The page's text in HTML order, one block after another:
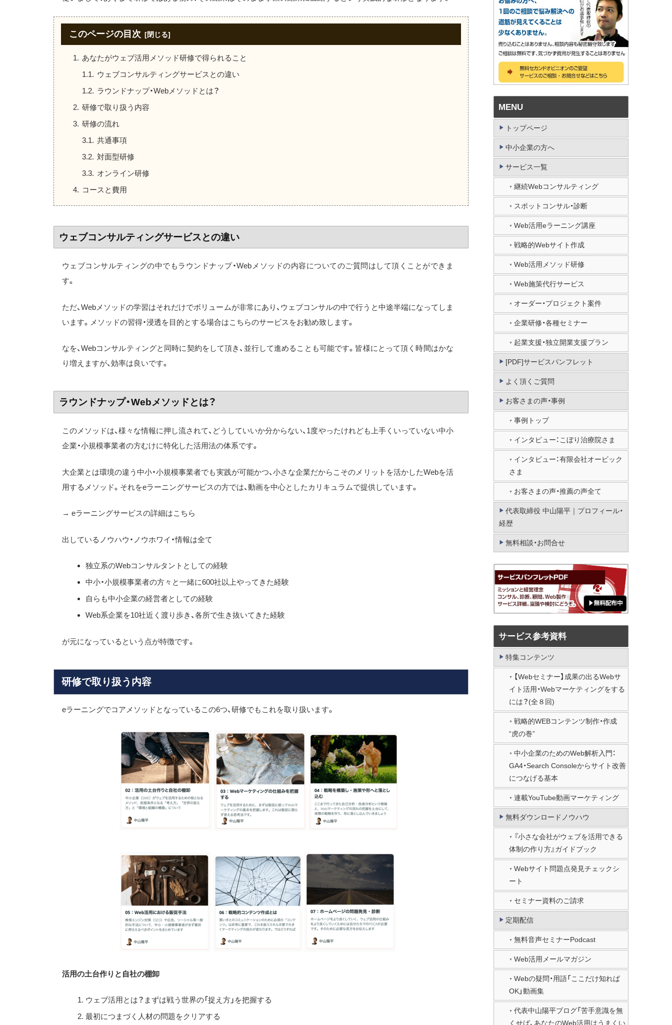
このページの目次
あなたがウェブ活用メソッド研修で得られること
ウェブコンサルティングサービスとの違い
ラウンドナップ・Webメソッドとは？
研修で取り扱う内容
研修の流れ
共通事項
対面型研修
オンライン研修
コースと費用
ウェブコンサルティングサービスとの違い
ウェブコンサルティングの中でもラウンドナップ・Webメソッドの内容についてのご質問はして頂くことができま
す。
ただ、Webメソッドの学習はそれだけでボリュームが非常にあり、ウェブコンサルの中で行うと中途半端になってしま
います。メソッドの習得・浸透を目的とする場合はこちらのサービスをお勧め致します。
なを、Webコンサルティングと同時に契約をして頂き、並行して進めることも可能です。皆様にとって頂く時間はかな
り増えますが、効率は良いです。
ラウンドナップ・Webメソッドとは？
このメソッドは、様々な情報に押し流されて、どうしていいか分からない、1度やったけれども上手くいっていない中小
企業・小規模事業者の方むけに特化した活用法の体系です。
大企業とは環境の違う中小・小規模事業者でも実践が可能かつ、小さな企業だからこそのメリットを活かしたWebを活
用するメソッド。それをeラーニングサービスの方では、動画を中心としたカリキュラムで提供しています。
→ eラーニングサービスの詳細はこちら
出しているノウハウ・ノウホワイ・情報は全て
独立系のWebコンサルタントとしての経験
中小・小規模事業者の方々と一緒に600社以上やってきた経験
自らも中小企業の経営者としての経験
Web系企業を10社近く渡り歩き、各所で生き抜いてきた経験
が元になっているという点が特徴です。
研修で取り扱う内容
eラーニングでコアメソッドとなっているこの6つ、研修でもこれを取り扱います。
活用の土台作りと自社の棚卸
ウェブ活用とは？まずは戦う世界の「捉え方」を把握する
最初につまづく人材の問題をクリアする
MENU
トップページ
中小企業の方へ
サービス一覧
継続Webコンサルティング
スポットコンサル・診断
Web活用eラーニング講座
戦略的Webサイト作成
Web活用メソッド研修
Web施策代行サービス
オーダー・プロジェクト案件
企業研修・各種セミナー
起業支援・独立開業支援プラン
[PDF]サービスパンフレット
よく頂くご質問
お客さまの声・事例
事例トップ
インタビュー：こぼり治療院さま
インタビュー：有限会社オービック
さま
お客さまの声・推薦の声全て
代表取締役 中山陽平｜プロフィール・
経歴
無料相談・お問合せ
サービス参考資料
特集コンテンツ
【Webセミナー】成果の出るWebサ
イト活用・Webマーケティングをする
には？(全８回)
戦略的WEBコンテンツ制作・作成
“虎の巻”
中小企業のためのWeb解析入門：
GA4・Search Consoleからサイト改善
につなげる基本
連載YouTube動画マーケティング
無料ダウンロードノウハウ
『小さな会社がウェブを活用できる
体制の作り方』ガイドブック
Webサイト問題点発見チェックシ
ート
セミナー資料のご請求
定期配信
無料音声セミナーPodcast
Web活用メールマガジン
Webの疑問・用語「ここだけ知れば
OK」動画集
代表中山陽平ブログ「苦手意識を無
くせば、あなたのWeb活用はうまくい